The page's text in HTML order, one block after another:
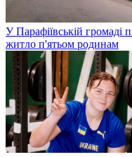
У Парафіївській громаді
житло п'ятьом родинам